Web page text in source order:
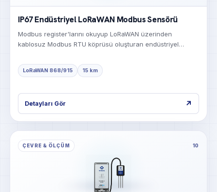
IP67 Endüstriyel LoRaWAN Modbus Sensörü
Modbus register'larını okuyup LoRaWAN üzerinden
kablosuz Modbus RTU köprüsü oluşturan endüstriyel
LoRaWAN 868/915 15 km
Detayları Gör ↗
ÇEVRE & ÖLÇÜM 10